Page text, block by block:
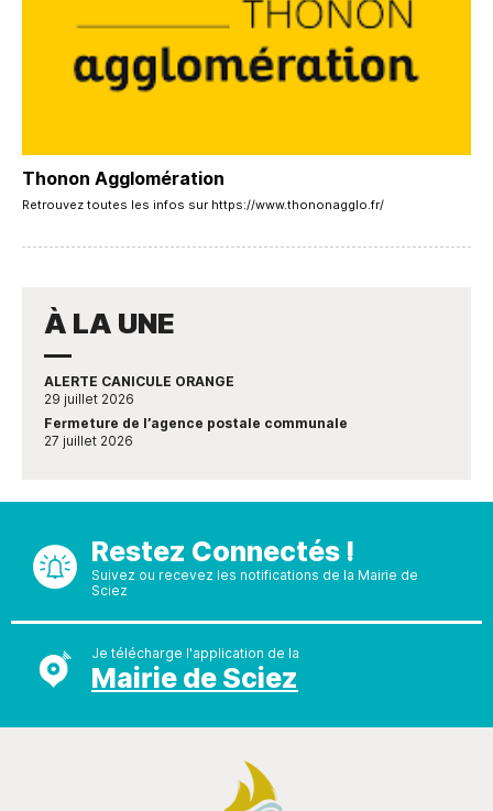
Thonon Agglomération
Retrouvez toutes les infos sur https://www.thononagglo.fr/
À LA UNE
ALERTE CANICULE ORANGE
29 juillet 2026
Fermeture de l’agence postale communale
27 juillet 2026
Restez Connectés !
Suivez ou recevez les notifications de la Mairie de
Sciez
Je télécharge l'application de la
Mairie de Sciez